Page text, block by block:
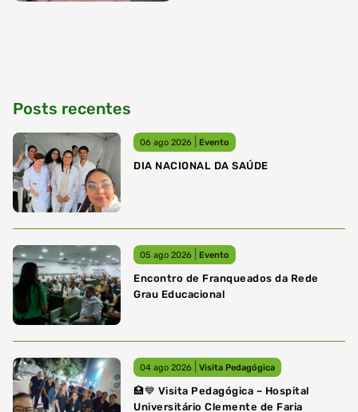
Posts recentes
06 ago 2026 Evento
DIA NACIONAL DA SAÚDE
05 ago 2026 Evento
Encontro de Franqueados da Rede
Grau Educacional
04 ago 2026 Visita Pedagógica
🏥💙 Visita Pedagógica – Hospital
Universitário Clemente de Faria